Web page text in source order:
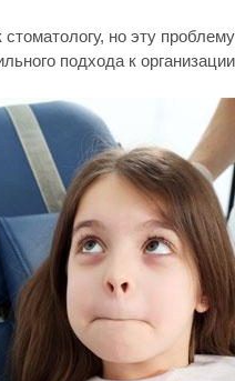
но эту проблему
подхода к организации